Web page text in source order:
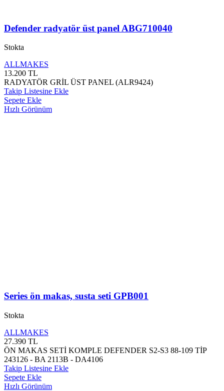
Defender radyatör üst panel ABG710040
Stokta
ALLMAKES
13.200 TL
RADYATÖR GRİL ÜST PANEL (ALR9424)
Takip Listesine Ekle
Sepete Ekle
Hızlı Görünüm
Series ön makas, susta seti GPB001
Stokta
ALLMAKES
27.390 TL
ÖN MAKAS SETİ KOMPLE DEFENDER S2-S3 88-109 TİP
243126 - BA 2113B - DA4106
Takip Listesine Ekle
Sepete Ekle
Hızlı Görünüm